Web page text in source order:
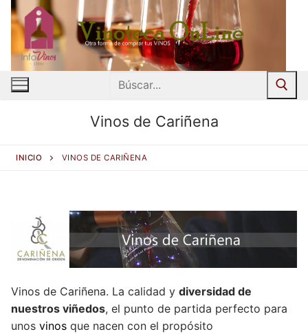
contenido
Buscar:
Vinos de Cariñena
INICIO VINOS DE CARIÑENA
Vinos de Cariñena. La calidad y diversidad de
nuestros viñedos, el punto de partida perfecto para
unos vinos que nacen con el propósito